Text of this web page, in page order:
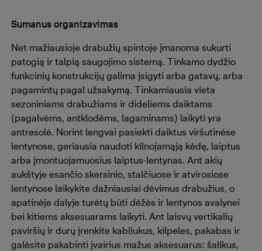
Sumanus organizavimas
Net mažiausioje drabužių spintoje įmanoma sukurti
patogią ir talpią saugojimo sistemą. Tinkamo dydžio
funkcinių konstrukcijų galima įsigyti arba gatavų, arba
pagamintų pagal užsakymą. Tinkamiausia vieta
sezoniniams drabužiams ir dideliems daiktams
(pagalvėms, antklodėms, lagaminams) laikyti yra
antresolė. Norint lengvai pasiekti daiktus viršutinėse
lentynose, geriausia naudoti kilnojamąją kėdę, laiptus
arba įmontuojamuosius laiptus-lentynas. Ant akių
aukštyje esančio skersinio, stalčiuose ir atvirosiose
lentynose laikykite dažniausiai dėvimus drabužius, o
apatinėje dalyje turėtų būti dėžės ir lentynos avalynei
bei kitiems aksesuarams laikyti. Ant laisvų vertikalių
paviršių ir durų įrenkite kabliukus, kilpeles, pakabas ir
galėsite pakabinti įvairius mažus aksesuarus: šalikus,